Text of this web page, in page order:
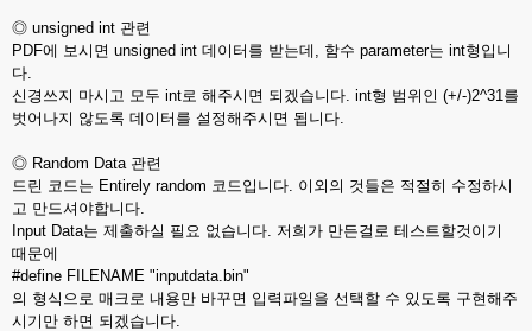
◎ unsigned int 관련
PDF에 보시면 unsigned int 데이터를 받는데, 함수 parameter는 int형입니
다.
신경쓰지 마시고 모두 int로 해주시면 되겠습니다. int형 범위인 (+/-)2^31를
벗어나지 않도록 데이터를 설정해주시면 됩니다.
◎ Random Data 관련
드린 코드는 Entirely random 코드입니다. 이외의 것들은 적절히 수정하시
고 만드셔야합니다.
Input Data는 제출하실 필요 없습니다. 저희가 만든걸로 테스트할것이기
때문에
#define FILENAME "inputdata.bin"
의 형식으로 매크로 내용만 바꾸면 입력파일을 선택할 수 있도록 구현해주
시기만 하면 되겠습니다.